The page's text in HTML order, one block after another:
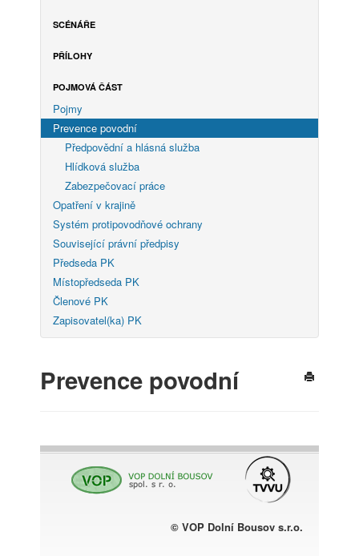
SCÉNÁŘE
PŘÍLOHY
POJMOVÁ ČÁST
Pojmy
Prevence povodní
Předpovědní a hlásná služba
Hlídková služba
Zabezpečovací práce
Opatření v krajině
Systém protipovodňové ochrany
Související právní předpisy
Předseda PK
Místopředseda PK
Členové PK
Zapisovatel(ka) PK
Prevence povodní
© VOP Dolní Bousov s.r.o.